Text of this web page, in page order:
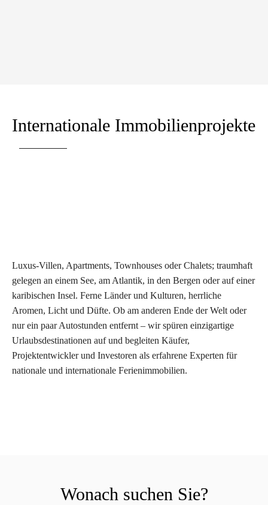
Internationale Immobilienprojekte
Luxus-Villen, Apartments, Townhouses oder Chalets; traumhaft
gelegen an einem See, am Atlantik, in den Bergen oder auf einer
karibischen Insel. Ferne Länder und Kulturen, herrliche
Aromen, Licht und Düfte. Ob am anderen Ende der Welt oder
nur ein paar Autostunden entfernt – wir spüren einzigartige
Urlaubsdestinationen auf und begleiten Käufer,
Projektentwickler und Investoren als erfahrene Experten für
nationale und internationale Ferienimmobilien.
Wonach suchen Sie?